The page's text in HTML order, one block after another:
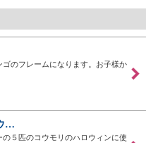
のフレームになります。お子様か
…
の５匹のコウモリのハロウィンに使